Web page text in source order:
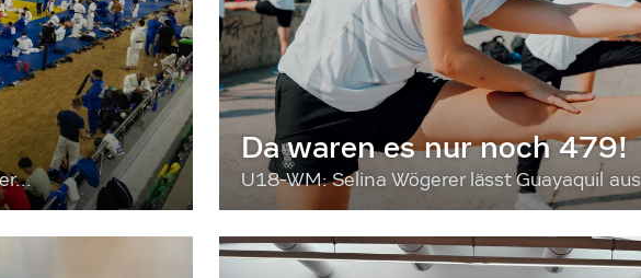
Da waren es nur noch 479!
U18-WM: Selina Wögerer lässt Guayaquil aus